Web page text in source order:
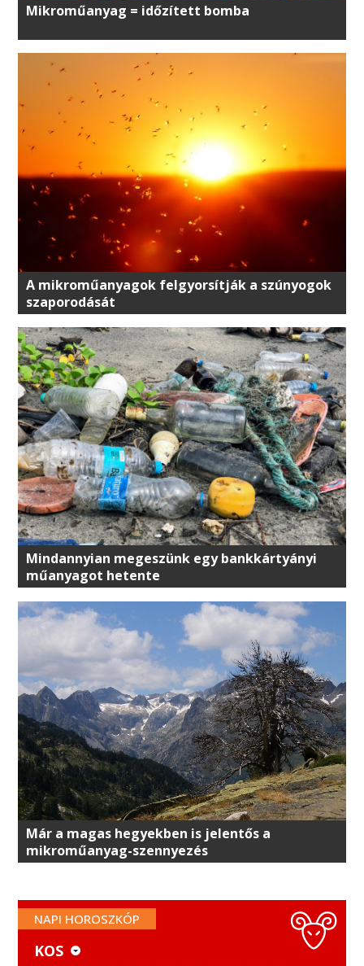
Mikroműanyag = időzített bomba
A mikroműanyagok felgyorsítják a szúnyogok
szaporodását
Mindannyian megeszünk egy bankkártyányi
műanyagot hetente
Már a magas hegyekben is jelentős a
mikroműanyag-szennyezés
NAPI HOROSZKÓP
KOS
KOS